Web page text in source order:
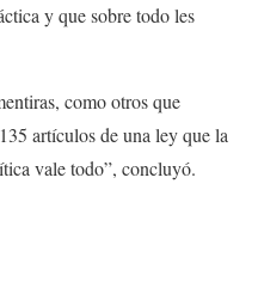
y que sobre todo les
como otros que
artículos de una ley que la
vale todo”, concluyó.